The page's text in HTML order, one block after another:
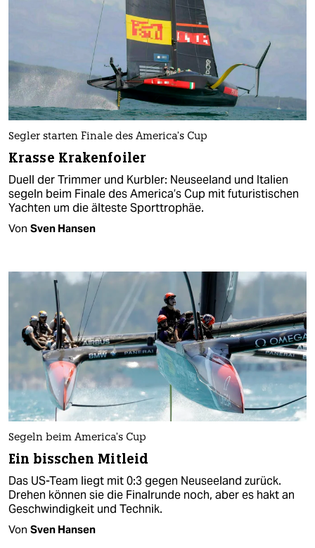
Segler starten Finale des America’s Cup
Krasse Krakenfoiler
Duell der Trimmer und Kurbler: Neuseeland und Italien
segeln beim Finale des America’s Cup mit futuristischen
Yachten um die älteste Sporttrophäe.
Von Sven Hansen
Segeln beim America’s Cup
Ein bisschen Mitleid
Das US-Team liegt mit 0:3 gegen Neuseeland zurück.
Drehen können sie die Finalrunde noch, aber es hakt an
Geschwindigkeit und Technik.
Von Sven Hansen